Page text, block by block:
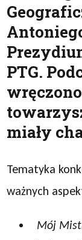
PTG.
miały
Tematyka
ważnych
Mój